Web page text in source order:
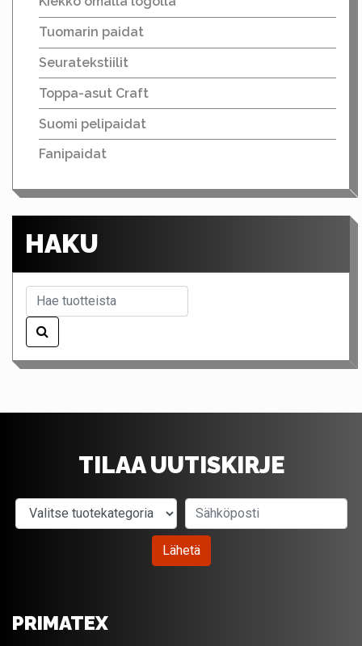
Tuomarin paidat
Seuratekstiilit
Toppa-asut Craft
Suomi pelipaidat
Fanipaidat
HAKU
TILAA UUTISKIRJE
Valitse tuotekategoria
Lähetä
PRIMATEX